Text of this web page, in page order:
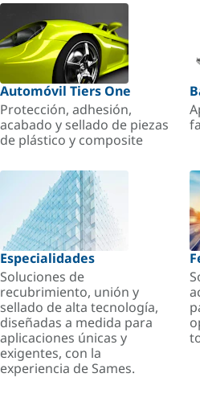
Automóvil Tiers One
Protección, adhesión,
acabado y sellado de piezas
de plástico y composite
Especialidades
Soluciones de
recubrimiento, unión y
sellado de alta tecnología,
diseñadas a medida para
aplicaciones únicas y
exigentes, con la
experiencia de Sames.